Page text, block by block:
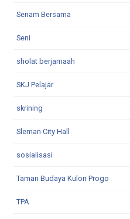
Senam Bersama
Seni
sholat berjamaah
SKJ Pelajar
skrining
Sleman City Hall
sosialisasi
Taman Budaya Kulon Progo
TPA